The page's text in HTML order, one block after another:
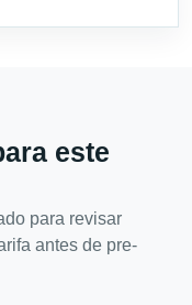
este
para revisar
antes de pre-